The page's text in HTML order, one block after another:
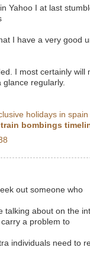
Yahoo I at last
I have a very good
I most certainly will
glance regularly.
holidays in spain
bombings
out someone who
talking about on the
a problem to
individuals need to